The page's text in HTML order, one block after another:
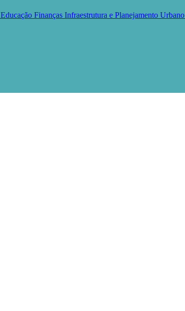
Educação Finanças Infraestrutura e Planejamento Urbano